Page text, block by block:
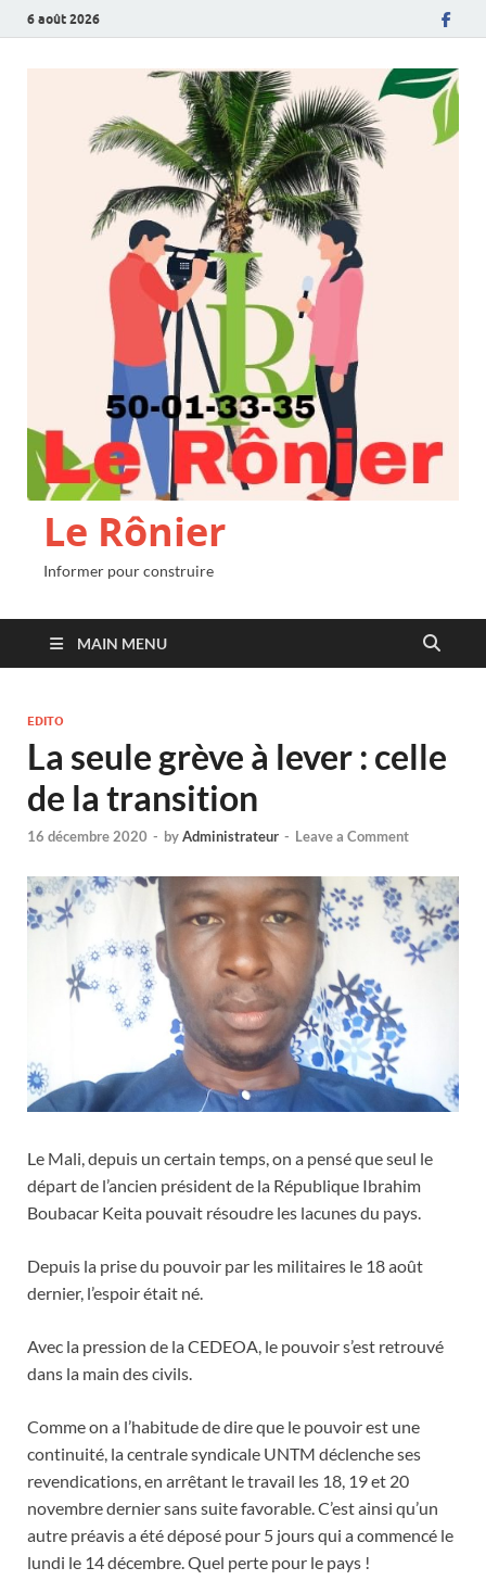
6 août 2026
Le Rônier
Informer pour construire
MAIN MENU
EDITO
La seule grève à lever : celle
de la transition
16 décembre 2020 - byAdministrateur - Leave a Comment
Le Mali, depuis un certain temps, on a pensé que seul le
départ de l’ancien président de la République Ibrahim
Boubacar Keita pouvait résoudre les lacunes du pays.
Depuis la prise du pouvoir par les militaires le 18 août
dernier, l’espoir était né.
Avec la pression de la CEDEOA, le pouvoir s’est retrouvé
dans la main des civils.
Comme on a l’habitude de dire que le pouvoir est une
continuité, la centrale syndicale UNTM déclenche ses
revendications, en arrêtant le travail les 18, 19 et 20
novembre dernier sans suite favorable. C’est ainsi qu’un
autre préavis a été déposé pour 5 jours qui a commencé le
lundi le 14 décembre. Quel perte pour le pays !